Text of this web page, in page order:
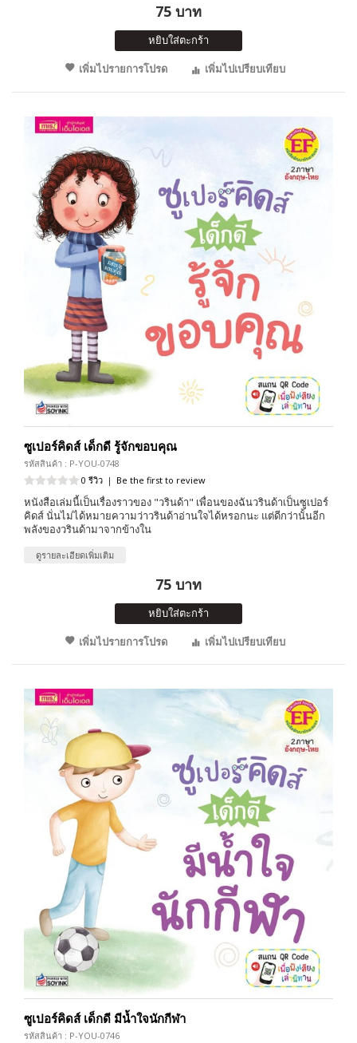
75 บาท
หยิบใส่ตะกร้า
เพิ่มไปรายการโปรด
เพิ่มไปเปรียบเทียบ
ซูเปอร์คิดส์ เด็กดี รู้จักขอบคุณ
รหัสสินค้า : P-YOU-0748
0 รีวิว | Be the first to review
หนังสือเล่มนี้เป็นเรื่องราวของ "วรินด้า" เพื่อนของฉันวรินด้าเป็นซูเปอร์
คิดส์ นั่นไม่ได้หมายความว่าวรินด้าอ่านใจได้หรอกนะ แต่ดีกว่านั้นอีก
พลังของวรินด้ามาจากข้างใน
ดูรายละเอียดเพิ่มเติม
75 บาท
หยิบใส่ตะกร้า
เพิ่มไปรายการโปรด
เพิ่มไปเปรียบเทียบ
ซูเปอร์คิดส์ เด็กดี มีน้ำใจนักกีฬา
รหัสสินค้า : P-YOU-0746